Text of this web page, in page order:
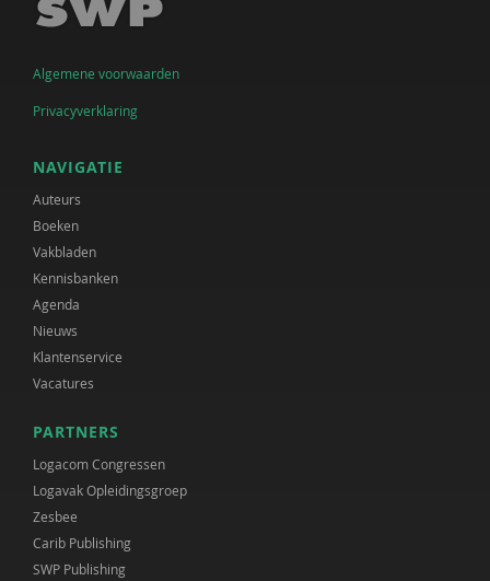
Algemene voorwaarden
Privacyverklaring
NAVIGATIE
Auteurs
Boeken
Vakbladen
Kennisbanken
Agenda
Nieuws
Klantenservice
Vacatures
PARTNERS
Logacom Congressen
Logavak Opleidingsgroep
Zesbee
Carib Publishing
SWP Publishing